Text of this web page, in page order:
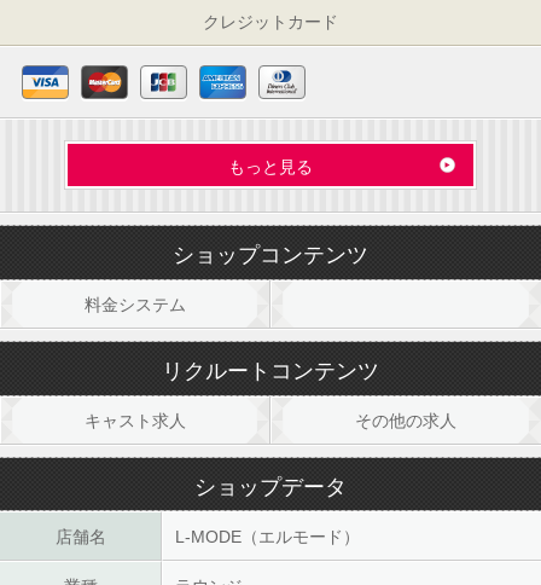
クレジットカード
VISA Master JCB AMEX
もっと見る
ショップコンテンツ
料金システム
リクルートコンテンツ
キャスト求人 その他の求人
ショップデータ
店舗名 L-MODE（エルモード）